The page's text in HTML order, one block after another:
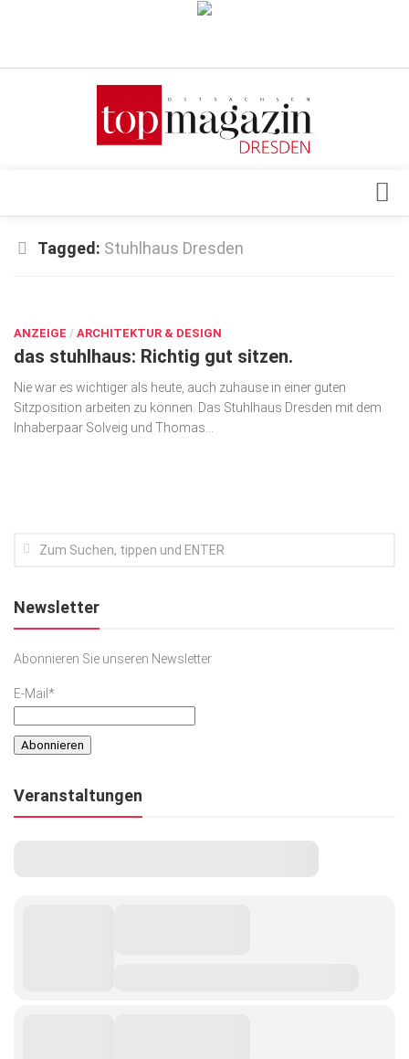
Verkaufsstellen
Top Gesundheitsforum Dresden / Ostsachsen
Geschäft
gesund & schön
Gesellschaft
Kunst & Kultur
SACHSEN IN PARIS
Tagged: Stuhlhaus Dresden
ANZEIGE / ARCHITEKTUR & DESIGN
das stuhlhaus: Richtig gut sitzen.
Nie war es wichtiger als heute, auch zuhause in einer guten
Sitzposition arbeiten zu können. Das Stuhlhaus Dresden mit dem
Inhaberpaar Solveig und Thomas...
Newsletter
Abonnieren Sie unseren Newsletter
E-Mail*
Veranstaltungen